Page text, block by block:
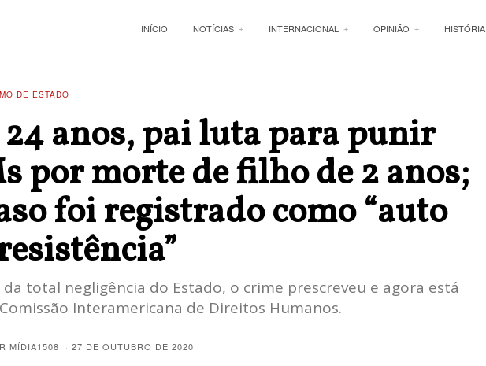
INÍCIO NOTÍCIAS INTERNACIONAL OPINIÃO HISTÓRIA
DE ESTADO
anos, pai luta para punir
por morte de filho de 2 anos;
foi registrado como “auto
total negligência do Estado, o crime prescreveu e agora está
Interamericana de Direitos Humanos.
MÍDIA1508 27 DE OUTUBRO DE 2020